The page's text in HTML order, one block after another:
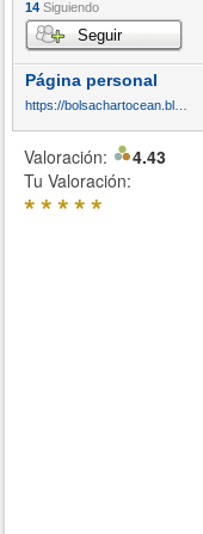
14 Siguiendo
Seguir
Página personal
Valoración:
4.43
Tu Valoración:
*****